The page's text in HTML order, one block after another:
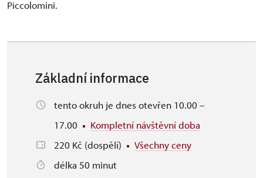
Piccolomini.
Základní informace
tento okruh je dnes otevřen 10.00 –
17.00
Kompletní návštěvní doba
220 Kč (dospělí)
Všechny ceny
délka 50 minut